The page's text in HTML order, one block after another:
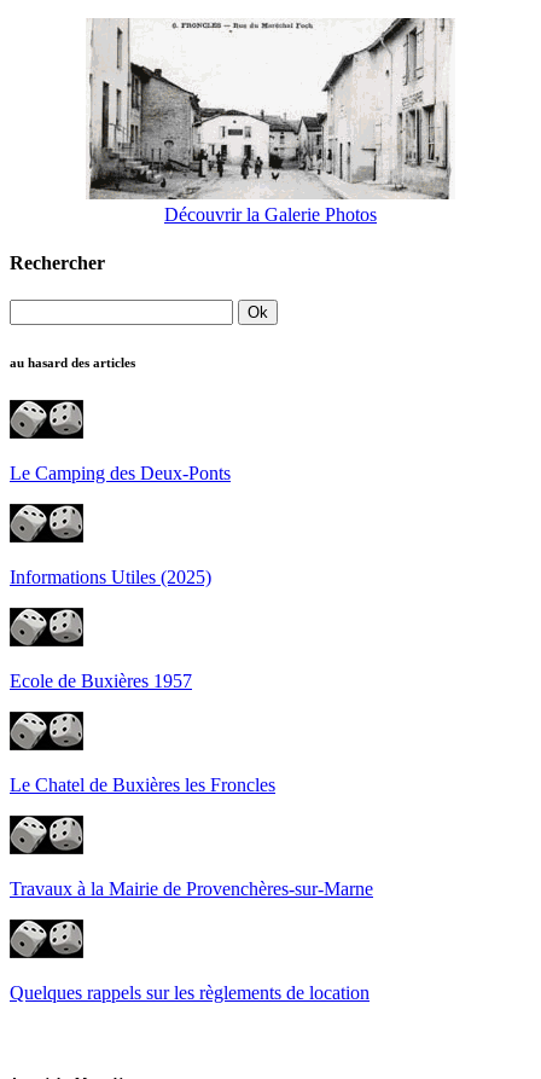
Découvrir la Galerie Photos
Rechercher
au hasard des articles
Le Camping des Deux-Ponts
Informations Utiles (2025)
Ecole de Buxières 1957
Le Chatel de Buxières les Froncles
Travaux à la Mairie de Provenchères-sur-Marne
Quelques rappels sur les règlements de location